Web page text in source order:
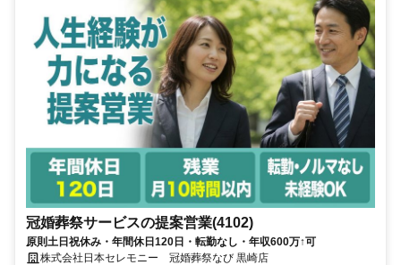
冠婚葬祭サービスの提案営業(4102)
原則土日祝休み・年間休日120日・転勤なし・年収600万↑可
株式会社日本セレモニー 冠婚葬祭なび 黒崎店